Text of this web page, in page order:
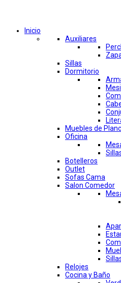
Inicio
Auxiliares
Sillas
Dormitorio
Muebles de
Oficina
Botelleros
Outlet
Sofas Cama
Salon Comedor
Relojes
Cocina y Baño